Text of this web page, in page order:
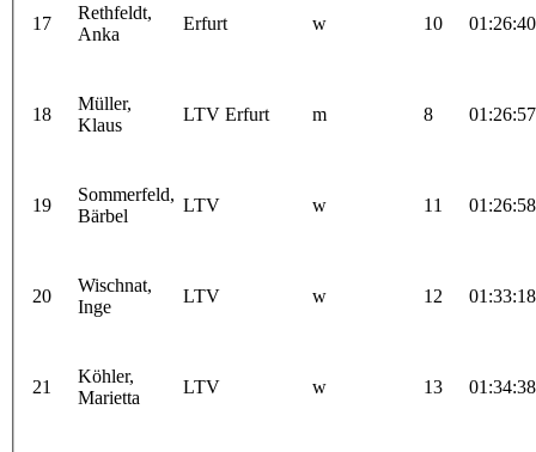
17
Rethfeldt,
Anka
Erfurt w 10 01:26:40
18
Müller,
Klaus
LTV Erfurt m 8 01:26:57
19
Sommerfeld,
Bärbel
LTV w 11 01:26:58
20
Wischnat,
Inge
LTV w 12 01:33:18
21
Köhler,
Marietta
LTV w 13 01:34:38